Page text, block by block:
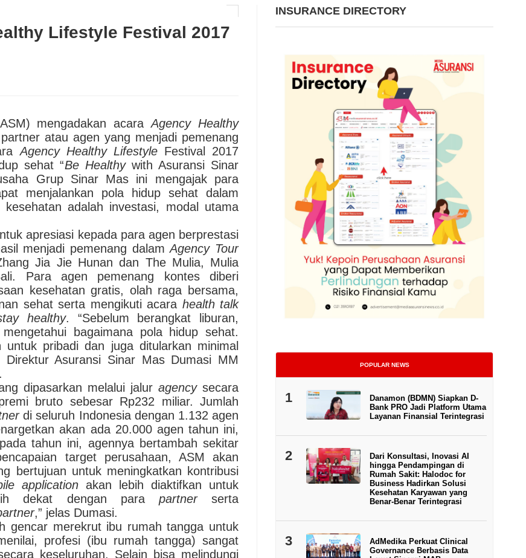
Pendampingan di Rumah Sakit: Halodoc for
Karyawan yang Benar-Benar Terintegrasi
Lifestyle Festival 2017
mengadakan acaraAgency Healthy
atau agen yang menjadi pemenang
Agency Healthy LifestyleFestival 2017
sehat “Be Healthywith Asuransi Sinar
Grup Sinar Mas ini mengajak para
menjalankan pola hidup sehat dalam
kesehatan adalah investasi, modal utama
apresiasi kepada para agen berprestasi
menjadi pemenang dalamAgency Tour
Jia Jie Hunan dan The Mulia, Mulia
Para agen pemenang kontes diberi
kesehatan gratis, olah raga bersama,
sehat serta mengikutiacara health talk
healthy. “Sebelum berangkat liburan,
bagaimana pola hidup sehat.
untuk pribadi dan juga ditularkan minimal
Direktur Asuransi Sinar Mas Dumasi MM
dipasarkan melalui jaluragencysecara
bruto sebesar Rp232 miliar. Jumlah
di seluruh Indonesia dengan 1.132 agen
akan ada 20.000 agen tahun ini,
tahun ini, agennya bertambah sekitar
target perusahaan, ASM akan
bertujuan untukmeningkatkan kontribusi
applicationakan lebih diaktifkan untuk
dekat dengan para partnerserta
,” jelas Dumasi.
merekrut ibu rumah tangga untuk
profesi (ibu rumah tangga) sangat
keseluruhan. Selain bisa melindungi
INSURANCE DIRECTORY
POPULAR NEWS
1
Danamon (BDMN) Siapkan D-
Bank PRO Jadi Platform Utama
Layanan Finansial Terintegrasi
2
Dari Konsultasi, Inovasi AI
hingga Pendampingan di
Rumah Sakit: Halodoc for
Business Hadirkan Solusi
Kesehatan Karyawan yang
Benar-Benar Terintegrasi
3
AdMedika Perkuat Clinical
Governance Berbasis Data